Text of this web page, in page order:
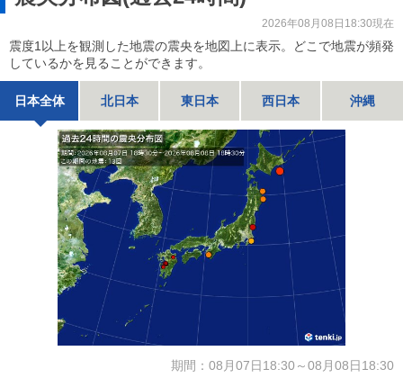
2026年08月08日18:30現在
震度1以上を観測した地震の震央を地図上に表示。どこで地震が頻発
しているかを見ることができます。
日本全体 北日本 東日本 西日本 沖縄
期間：08月07日18:30～08月08日18:30